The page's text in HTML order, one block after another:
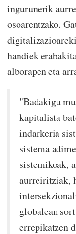
ingurunerik
osoarentzako.
handiek
alborapen eta
"Badakigu
kapitalista
indarkeria
sistema
sistemikoak,
aurreiritziak,
globalean
errepikatzen